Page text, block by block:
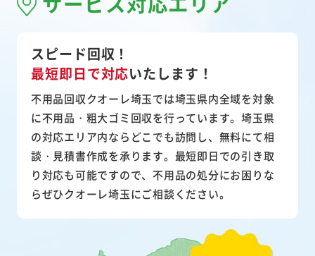
スピード回収！
最短即日で対応いたします！
不用品回収クオーレ埼玉では埼玉県内全域を対象
に不用品・粗大ゴミ回収を行っています。埼玉県
の対応エリア内ならどこでも訪問し、無料にて相
談・見積書作成を承ります。最短即日での引き取
り対応も可能ですので、不用品の処分にお困りな
らぜひクオーレ埼玉にご相談ください。